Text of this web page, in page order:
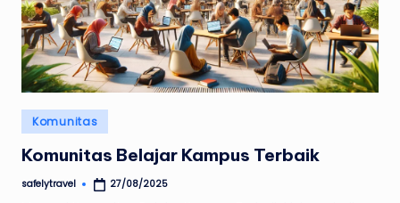
Posted
in
Komunitas
Komunitas Belajar Kampus Terbaik
Posted
safelytravel 27/08/2025